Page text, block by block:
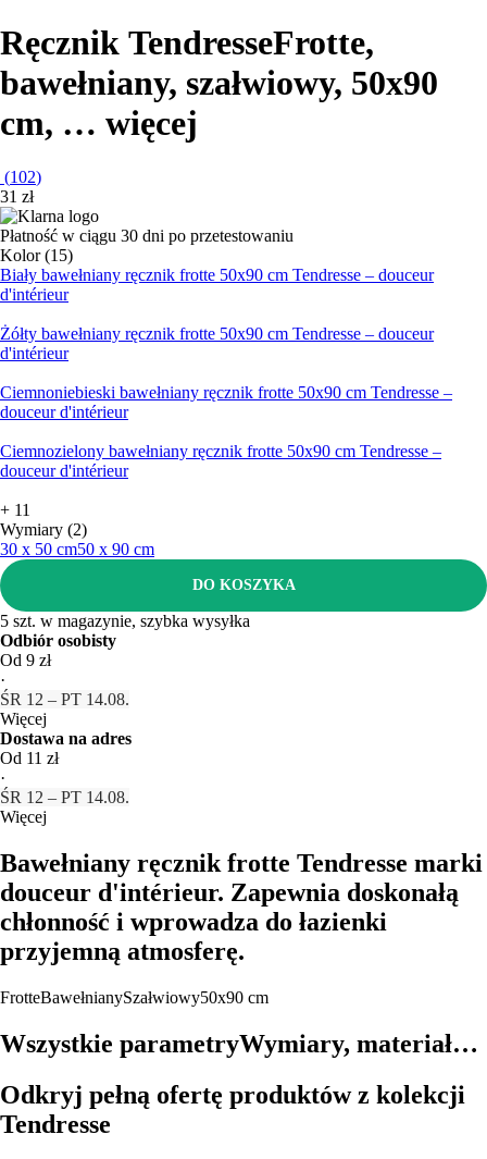
Ręcznik TendresseFrotte,
bawełniany, szałwiowy, 50x90
cm, … więcej
(102)
31 zł
Płatność w ciągu 30 dni po przetestowaniu
Kolor (15)
Biały bawełniany ręcznik frotte 50x90 cm Tendresse – douceur
d'intérieur
Żółty bawełniany ręcznik frotte 50x90 cm Tendresse – douceur
d'intérieur
Ciemnoniebieski bawełniany ręcznik frotte 50x90 cm Tendresse –
douceur d'intérieur
Ciemnozielony bawełniany ręcznik frotte 50x90 cm Tendresse –
douceur d'intérieur
+ 11
Wymiary (2)
30 x 50 cm50 x 90 cm
DO KOSZYKA
5 szt. w magazynie, szybka wysyłka
Odbiór osobisty
Od 9 zł
·
ŚR 12 – PT 14.08.
Więcej
Dostawa na adres
Od 11 zł
·
ŚR 12 – PT 14.08.
Więcej
Bawełniany ręcznik frotte Tendresse marki
douceur d'intérieur. Zapewnia doskonałą
chłonność i wprowadza do łazienki
przyjemną atmosferę.
FrotteBawełnianySzałwiowy50x90 cm
Wszystkie parametryWymiary, materiał…
Odkryj pełną ofertę produktów z kolekcji
Tendresse